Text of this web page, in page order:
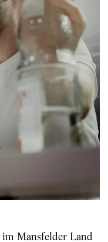
Mansfelder Land